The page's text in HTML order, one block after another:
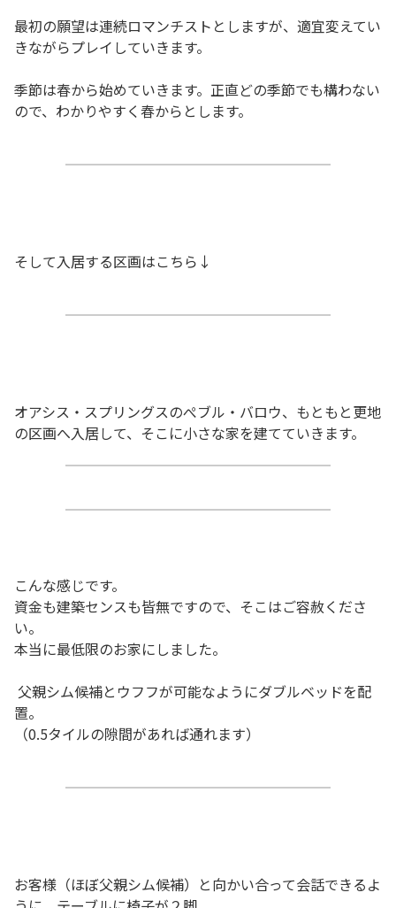
最初の願望は連続ロマンチストとしますが、適宜変えてい
きながらプレイしていきます。
季節は春から始めていきます。正直どの季節でも構わない
ので、わかりやすく春からとします。
そして入居する区画はこちら↓
オアシス・スプリングスのぺブル・バロウ、もともと更地
の区画へ入居して、そこに小さな家を建てていきます。
こんな感じです。
資金も建築センスも皆無ですので、そこはご容赦くださ
い。
本当に最低限のお家にしました。
父親シム候補とウフフが可能なようにダブルベッドを配
置。
（0.5タイルの隙間があれば通れます）
お客様（ほぼ父親シム候補）と向かい合って会話できるよ